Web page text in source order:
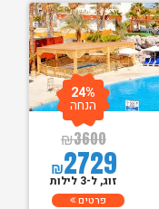
₪3600
₪2729
24%
הנחה
זוג, ל-3 לילות
פרטים